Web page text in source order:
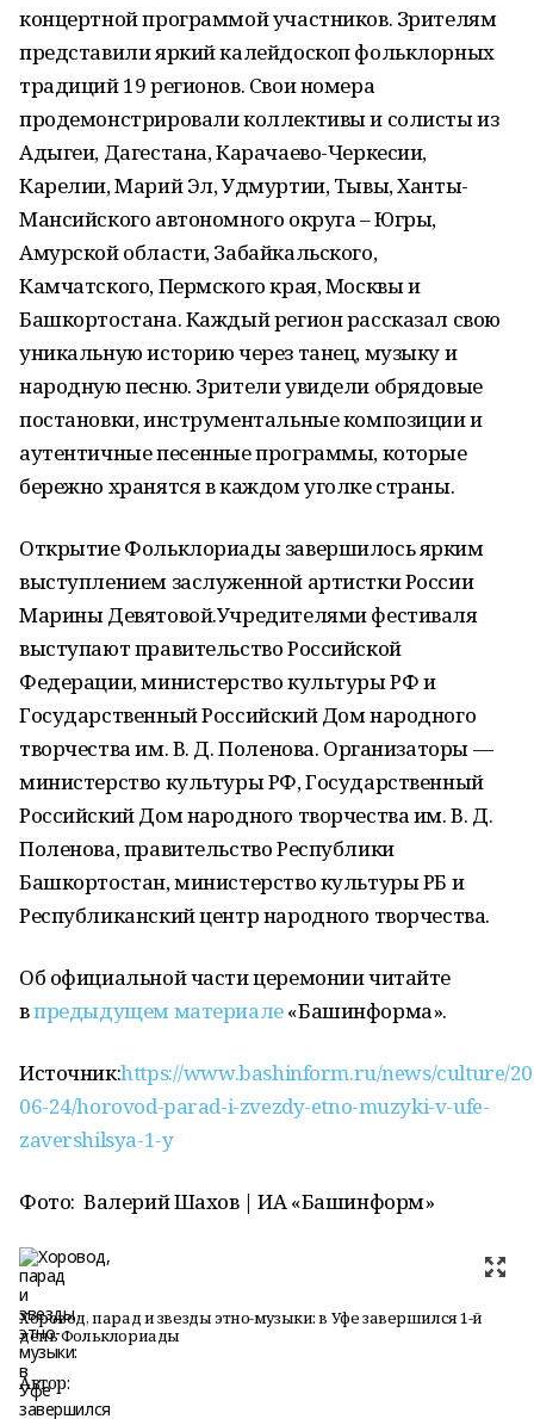
концертной программой участников. Зрителям
представили яркий калейдоскоп фольклорных
традиций 19 регионов. Свои номера
продемонстрировали коллективы и солисты из
Адыгеи, Дагестана, Карачаево-Черкесии,
Карелии, Марий Эл, Удмуртии, Тывы, Ханты-
Мансийского автономного округа – Югры,
Амурской области, Забайкальского,
Камчатского, Пермского края, Москвы и
Башкортостана. Каждый регион рассказал свою
уникальную историю через танец, музыку и
народную песню. Зрители увидели обрядовые
постановки, инструментальные композиции и
аутентичные песенные программы, которые
бережно хранятся в каждом уголке страны.
Открытие Фольклориады завершилось ярким
выступлением заслуженной артистки России
Марины Девятовой.Учредителями фестиваля
выступают правительство Российской
Федерации, министерство культуры РФ и
Государственный Российский Дом народного
творчества им. В. Д. Поленова. Организаторы —
министерство культуры РФ, Государственный
Российский Дом народного творчества им. В. Д.
Поленова, правительство Республики
Башкортостан, министерство культуры РБ и
Республиканский центр народного творчества.
Об официальной части церемонии читайте
впредыдущем материале«Башинформа».
Источник:https://www.bashinform.ru/news/culture/
06-24/horovod-parad-i-zvezdy-etno-muzyki-v-ufe-
zavershilsya-1-y
Фото: Валерий Шахов | ИА «Башинформ»
Хоровод, парад и звезды этно-музыки: в Уфе завершился 1-й
день Фольклориады
Автор: